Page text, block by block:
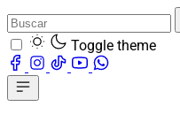
Toggle theme